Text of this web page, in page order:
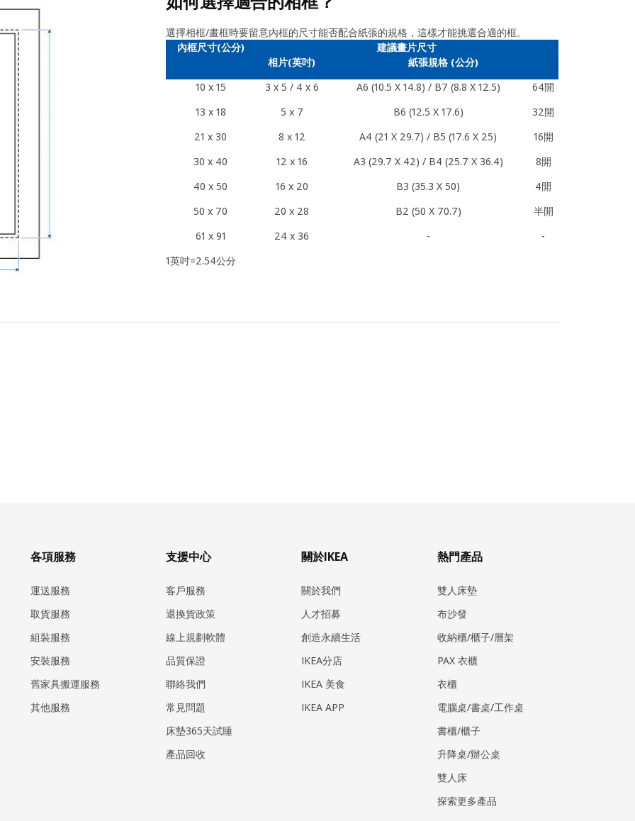
選擇相框/畫框時要留意內框的尺寸能否配合紙張的規格，這樣才能挑選合適的框。
內框尺寸(公分)
建議畫片尺寸
相片(英吋)
紙張規格 (公分)
10 x 15
3 x 5 / 4 x 6 A6 (10.5 X 14.8) / B7 (8.8 X 12.5)
64開
13 x 18
5 x 7 B6 (12.5 X 17.6)
32開
21 x 30
8 x 12 A4 (21 X 29.7) / B5 (17.6 X 25)
16開
30 x 40
12 x 16 A3 (29.7 X 42) / B4 (25.7 X 36.4)
8開
40 x 50
16 x 20 B3 (35.3 X 50)
4開
50 x 70
20 x 28 B2 (50 X 70.7)
半開
61 x 91
24 x 36 -
-
1英吋=2.54公分
各項服務
運送服務
取貨服務
組裝服務
安裝服務
​舊家具搬運服務
其他服務
支援中心
客戶服務
退換貨政策
線上規劃軟體
品質保證
聯絡我們
常見問題
床墊365天試睡
產品回收
關於IKEA
關於我們
人才招募
創造永續生活
IKEA分店
IKEA 美食
IKEA APP
熱門產品
雙人床墊
布沙發
收納櫃/櫃子/層架
PAX 衣櫃
衣櫃
電腦桌/書桌/工作桌
書櫃/櫃子
升降桌/辦公桌
雙人床
探索更多產品